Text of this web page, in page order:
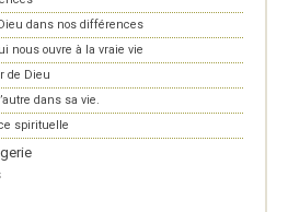
dans nos différences
nous ouvre à la vraie vie
de Dieu
dans sa vie.
spirituelle